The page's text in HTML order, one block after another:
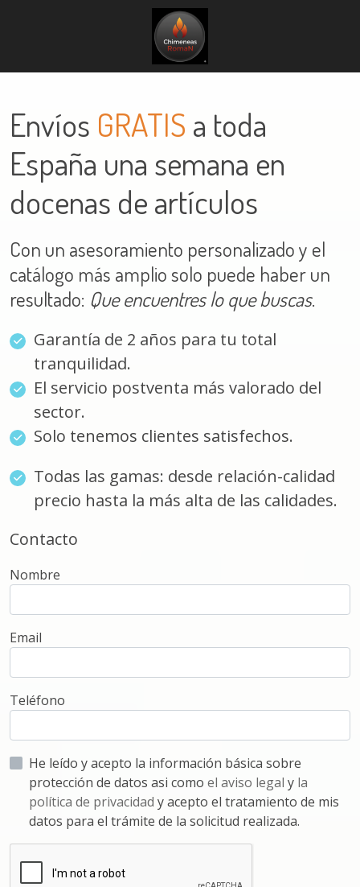
Envíos GRATIS a toda
España una semana en
docenas de artículos
Con un asesoramiento personalizado y el
catálogo más amplio solo puede haber un
resultado: Que encuentres lo que buscas.
Garantía de 2 años para tu total
tranquilidad.
El servicio postventa más valorado del
sector.
Solo tenemos clientes satisfechos.
Todas las gamas: desde relación-calidad
precio hasta la más alta de las calidades.
Contacto
Nombre
Email
Teléfono
He leído y acepto la información básica sobre
protección de datos asi como el aviso legal y la
política de privacidad y acepto el tratamiento de mis
datos para el trámite de la solicitud realizada.